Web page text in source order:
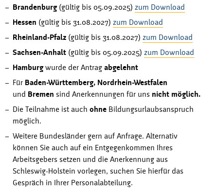
Brandenburg (gültig bis 05.09.2025) zum Download
Hessen (gültig bis 31.08.2027) zum Download
Rheinland-Pfalz (gültig bis 31.08.2027) zum Download
Sachsen-Anhalt (gültig bis 05.09.2025) zum Download
Hamburgwurde der Antrag abgelehnt
Für Baden-Württemberg, Nordrhein-Westfalen
und Bremen sind Anerkennungen für uns nicht möglich.
Die Teilnahme ist auch ohne Bildungsurlaubsanspruch
möglich.
Weitere Bundesländer gern auf Anfrage. Alternativ
können Sie auch auf ein Entgegenkommen Ihres
Arbeitsgebers setzen und die Anerkennung aus
Schleswig-Holstein vorlegen, suchen Sie hierfür das
Gespräch in Ihrer Personalabteilung.